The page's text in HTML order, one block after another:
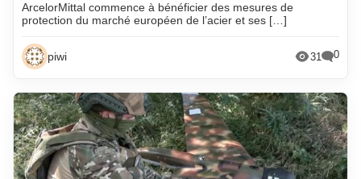
ArcelorMittal commence à bénéficier des mesures de
protection du marché européen de l’acier et ses […]
piwi 31 0